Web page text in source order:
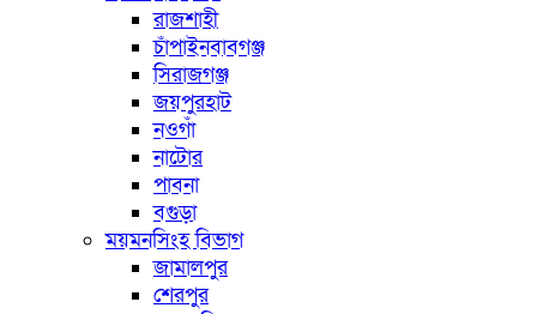
রাজশাহী
চাঁপাইনবাবগঞ্জ
সিরাজগঞ্জ
জয়পুরহাট
নওগাঁ
নাটোর
পাবনা
বগুড়া
ময়মনসিংহ বিভাগ
জামালপুর
শেরপুর